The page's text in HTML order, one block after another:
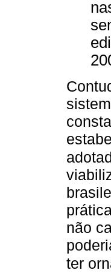
não
ter